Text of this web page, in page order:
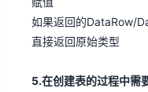
如果返回的DataRow/
直接返回原始类型
5.在创建表的过程中需